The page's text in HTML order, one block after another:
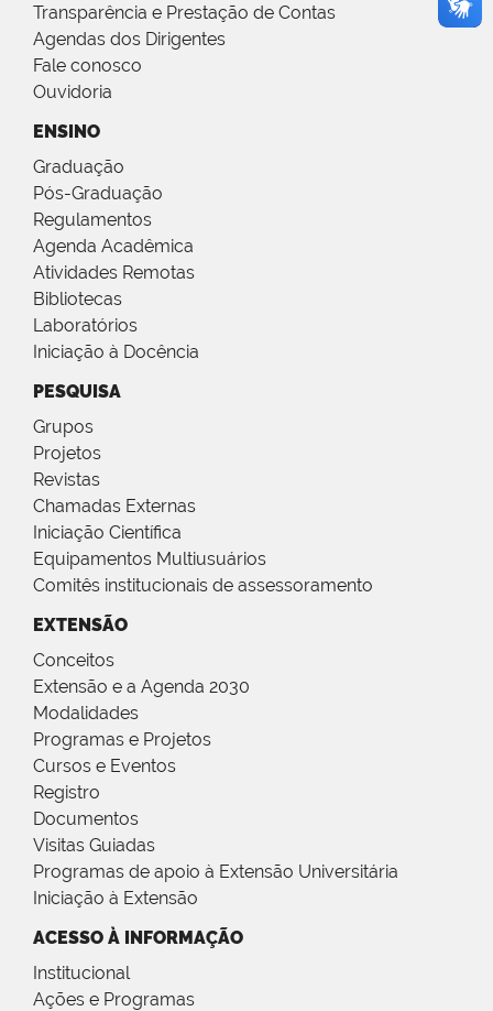
Transparência e Prestação de Contas
Agendas dos Dirigentes
Fale conosco
Ouvidoria
ENSINO
Graduação
Pós-Graduação
Regulamentos
Agenda Acadêmica
Atividades Remotas
Bibliotecas
Laboratórios
Iniciação à Docência
PESQUISA
Grupos
Projetos
Revistas
Chamadas Externas
Iniciação Científica
Equipamentos Multiusuários
Comitês institucionais de assessoramento
EXTENSÃO
Conceitos
Extensão e a Agenda 2030
Modalidades
Programas e Projetos
Cursos e Eventos
Registro
Documentos
Visitas Guiadas
Programas de apoio à Extensão Universitária
Iniciação à Extensão
ACESSO À INFORMAÇÃO
Institucional
Ações e Programas